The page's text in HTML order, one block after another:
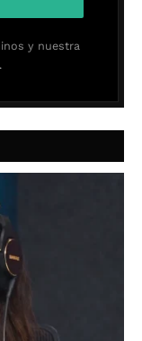
y nuestra